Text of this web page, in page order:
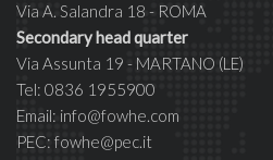
Via A. Salandra 18 - ROMA
Secondary head quarter
Via Assunta 19 - MARTANO (LE)
Tel: 0836 1955900
Email: info@fowhe.com
PEC: fowhe@pec.it